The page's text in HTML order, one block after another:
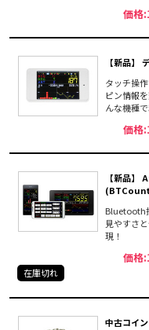
価格
【新品】
タッチ操
ピン情報
んな機種
価格
【新品】
Bluetooth
見やすさ
現！
価格
在庫切れ
中古コイ